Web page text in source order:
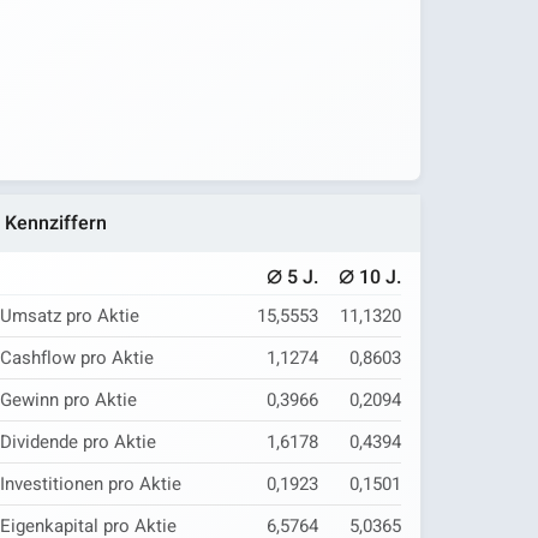
Kennziffern
⌀ 5 J. ⌀ 10 J.
Umsatz pro Aktie 15,5553
11,1320
Cashflow pro Aktie
1,1274
0,8603
Gewinn pro Aktie
0,3966
0,2094
Dividende pro Aktie
1,6178
0,4394
Investitionen pro Aktie
0,1923
0,1501
Eigenkapital pro Aktie
6,5764 5,0365